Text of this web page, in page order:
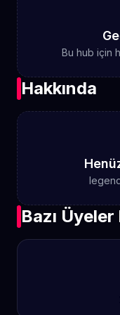
Bu hub için
Hakkında
Bazı